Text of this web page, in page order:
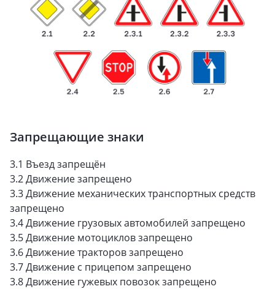
Запрещающие знаки
3.1 Въезд запрещён
3.2 Движение запрещено
3.3 Движение механических транспортных средств
запрещено
3.4 Движение грузовых автомобилей запрещено
3.5 Движение мотоциклов запрещено
3.6 Движение тракторов запрещено
3.7 Движение с прицепом запрещено
3.8 Движение гужевых повозок запрещено